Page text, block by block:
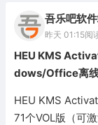
吾乐吧软
昨天 01:15阅
HEU KMS
dows/Office离线
HEU KMS
71个VOL版（可